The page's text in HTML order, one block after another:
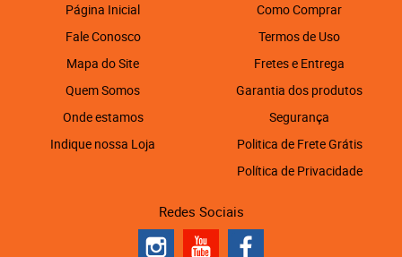
Página Inicial
Fale Conosco
Mapa do Site
Quem Somos
Onde estamos
Indique nossa Loja
Como Comprar
Termos de Uso
Fretes e Entrega
Garantia dos produtos
Segurança
Politica de Frete Grátis
Política de Privacidade
Redes Sociais